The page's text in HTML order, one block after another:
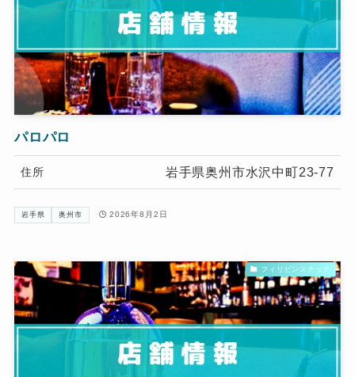
パロパロ
住所 岩手県奥州市水沢中町23-77
岩手県 奥州市 2026年8月2日
フィリピンスナック